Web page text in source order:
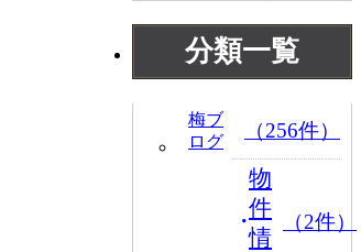
分類一覧
梅ブ
ログ
（256件）
物
件
情
（2件）